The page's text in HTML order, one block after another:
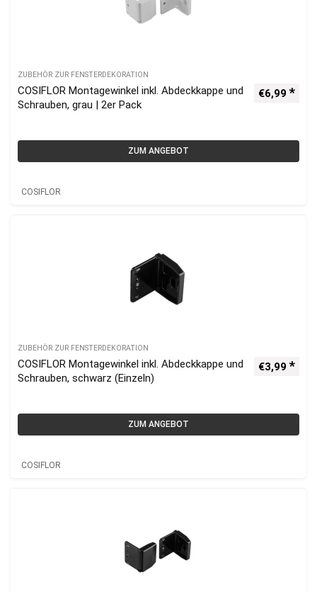
ZUBEHÖR ZUR FENSTERDEKORATION
COSIFLOR Montagewinkel inkl. Abdeckkappe und
Schrauben, grau | 2er Pack
€6,99
ZUM ANGEBOT
COSIFLOR
ZUBEHÖR ZUR FENSTERDEKORATION
COSIFLOR Montagewinkel inkl. Abdeckkappe und
Schrauben, schwarz (Einzeln)
€3,99
ZUM ANGEBOT
COSIFLOR